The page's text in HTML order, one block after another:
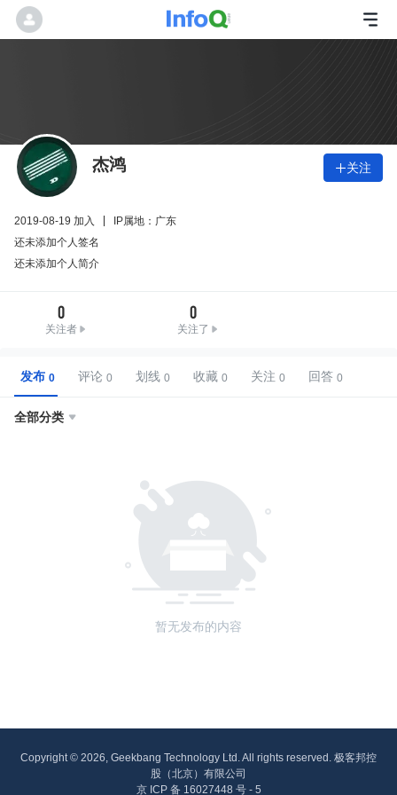
杰鸿 关注
2019-08-19 加入
IP属地：广东
还未添加个人签名
还未添加个人简介
0
关注者
0
关注了
发布 评论 划线 收藏 关注 回答
全部分类 
暂无发布的内容
Copyright © 2026, Geekbang Technology Ltd. All rights reserved. 极客邦控
股（北京）有限公司
京 ICP 备 16027448 号 - 5